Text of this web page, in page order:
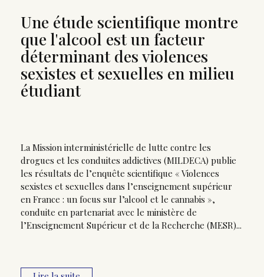
Une étude scientifique montre
que l'alcool est un facteur
déterminant des violences
sexistes et sexuelles en milieu
étudiant
La Mission interministérielle de lutte contre les
drogues et les conduites addictives (MILDECA) publie
les résultats de l’enquête scientifique « Violences
sexistes et sexuelles dans l’enseignement supérieur
en France : un focus sur l’alcool et le cannabis »,
conduite en partenariat avec le ministère de
l’Enseignement Supérieur et de la Recherche (MESR)...